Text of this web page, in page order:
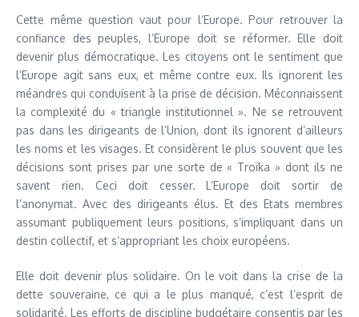
Cette même question vaut pour l’Europe. Pour retrouver la
confiance des peuples, l’Europe doit se réformer. Elle doit
devenir plus démocratique. Les citoyens ont le sentiment que
l’Europe agit sans eux, et même contre eux. Ils ignorent les
méandres qui conduisent à la prise de décision. Méconnaissent
la complexité du « triangle institutionnel ». Ne se retrouvent
pas dans les dirigeants de l’Union, dont ils ignorent d’ailleurs
les noms et les visages. Et considèrent le plus souvent que les
décisions sont prises par une sorte de « Troïka » dont ils ne
savent rien. Ceci doit cesser. L’Europe doit sortir de
l’anonymat. Avec des dirigeants élus. Et des Etats membres
assumant publiquement leurs positions, s’impliquant dans un
destin collectif, et s’appropriant les choix européens.
Elle doit devenir plus solidaire. On le voit dans la crise de la
dette souveraine, ce qui a le plus manqué, c’est l’esprit de
solidarité. Les efforts de discipline budgétaire consentis par les